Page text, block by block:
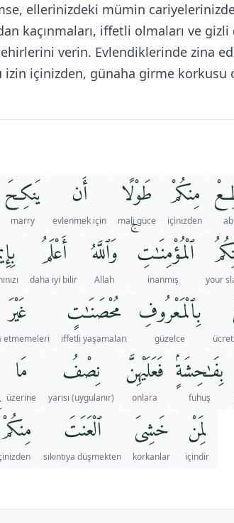
ellerinizdeki mümin
kaçınmaları, iffetli olmaları ve
verin. Evlendiklerinde zina
izin içinizden, günaha girme korkusu
مِنكُمْ
içinizden
طَوْلًا
mali güce
أَن
evlenmek için
يَنكِحَ
marry
your
ٱلْمُؤْمِنَـٰتِ ۚ
inanmış
وَٱللَّهُ
Allah
أَعْلَمُ
daha iyi bilir
بِٱلْمَعْرُوفِ
güzelce
مُحْصَنَـٰتٍ
iffetli yaşamaları
غَيْرَ
etmemeleri
بِفَـٰحِشَةٍۢ
fuhuş
فَعَلَيْهِنَّ
onlara
نِصْفُ
yarısı (uygulanır)
مَا
üzerine
لِمَنْ
içindir
خَشِىَ
korkanlar
ٱلْعَنَتَ
sıkıntıya düşmekten
مِنكُمْ ۚ